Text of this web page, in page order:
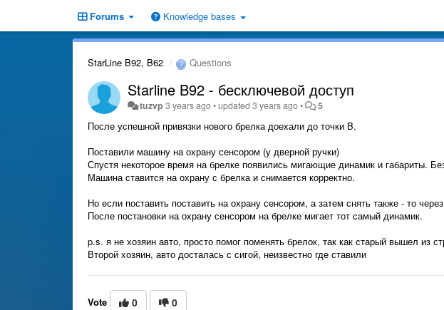
Forums Knowledge bases
StarLine B92, B62 Questions
Starline B92 - бесключевой доступ
tuzvp 3 years ago•updated3 years ago• 5
Послe успешной привязки нового брелка доехали до точки B.
Поставили машину на охрану сенсором (у дверной ручки)
Спустя некоторое время на брелке появились мигающие динамик и габариты.
Машина ставится на охрану с брелка и снимается корректно.
Но если поставить поставить на охрану сенсором, а затем снять также - то
После постановки на охрану сенсором на брелке мигает тот самый динамик.
p.s. я не хозяин авто, просто помог поменять брелок, так как старый вышел из
Второй хозяин, авто досталась с сигой, неизвестно где ставили
Vote 0 0